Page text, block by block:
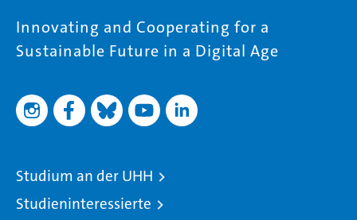
Innovating and Cooperating for a
Sustainable Future in a Digital Age
Studium an der UHH
Studieninteressierte